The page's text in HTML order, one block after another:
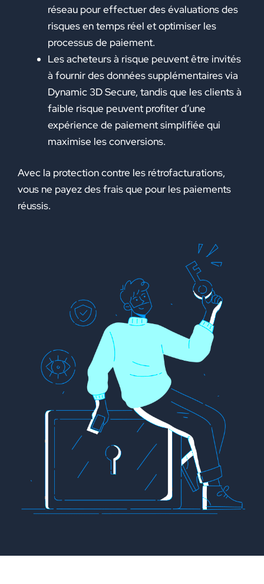
réseau pour effectuer des évaluations des
risques en temps réel et optimiser les
processus de paiement.
Les acheteurs à risque peuvent être invités
à fournir des données supplémentaires via
Dynamic 3D Secure, tandis que les clients à
faible risque peuvent profiter d’une
expérience de paiement simplifiée qui
maximise les conversions.
Avec la protection contre les rétrofacturations,
vous ne payez des frais que pour les paiements
réussis.